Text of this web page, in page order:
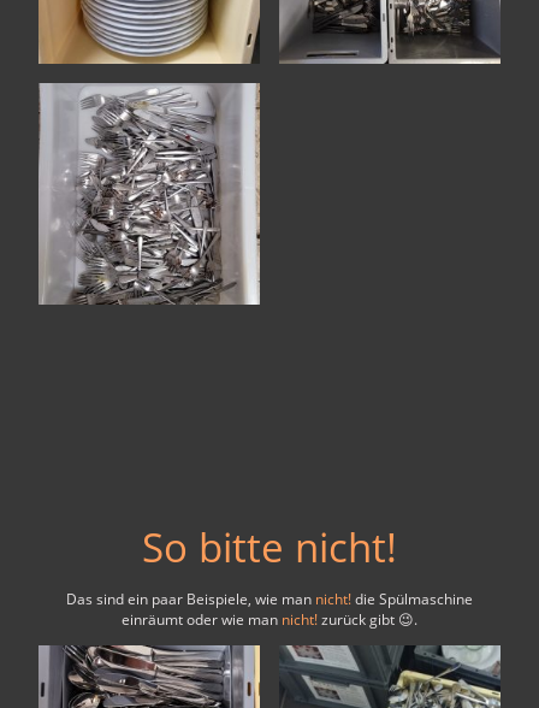
So bitte nicht!
Das sind ein paar Beispiele, wie man nicht!die Spülmaschine
einräumt oder wie man nicht!zurück gibt 😉.